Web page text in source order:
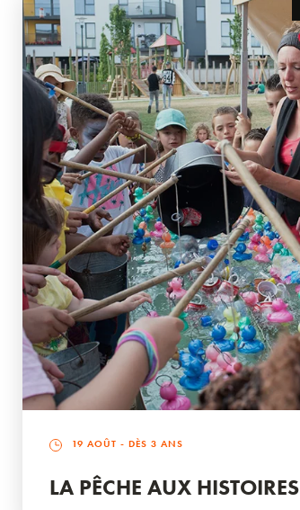
19 AOÛT - DÈS 3 ANS
LA PÊCHE AUX HISTOIRES